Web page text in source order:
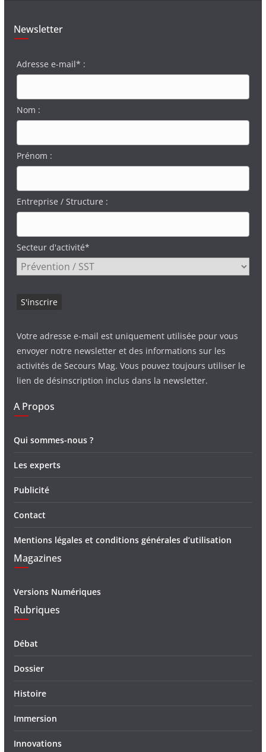
Newsletter
Adresse e-mail* :
Nom :
Prénom :
Entreprise / Structure :
Secteur d'activité*
Votre adresse e-mail est uniquement utilisée pour vous
envoyer notre newsletter et des informations sur les
activités de Secours Mag. Vous pouvez toujours utiliser le
lien de désinscription inclus dans la newsletter.
A Propos
Qui sommes-nous ?
Les experts
Publicité
Contact
Mentions légales et conditions générales d’utilisation
Magazines
Versions Numériques
Rubriques
Débat
Dossier
Histoire
Immersion
Innovations